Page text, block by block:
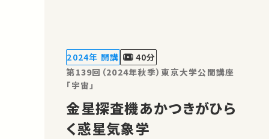
学 農学部
2024年 開講
40分
第139回（2024年秋季）東京大学公開講座
「宇宙」
金星探査機あかつきがひら
く惑星気象学